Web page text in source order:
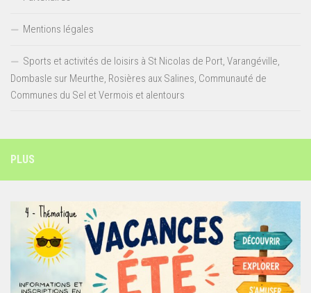
Mentions légales
Sports et activités de loisirs à St Nicolas de Port, Varangéville,
Dombasle sur Meurthe, Rosières aux Salines, Communauté de
Communes du Sel et Vermois et alentours
PLUS